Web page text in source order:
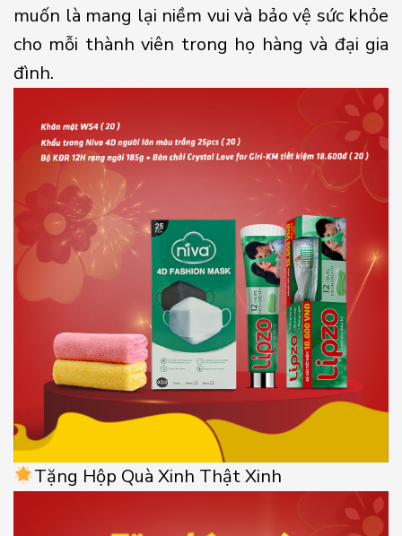
muốn là mang lại niềm vui và bảo vệ sức khỏe
cho mỗi thành viên trong họ hàng và đại gia
đình.
Tặng Hộp Quà Xinh Thật Xinh